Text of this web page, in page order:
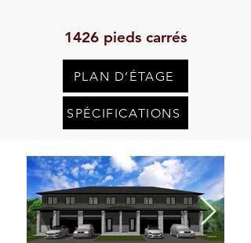
1426 pieds carrés
PLAN D’ÉTAGE
SPÉCIFICATIONS